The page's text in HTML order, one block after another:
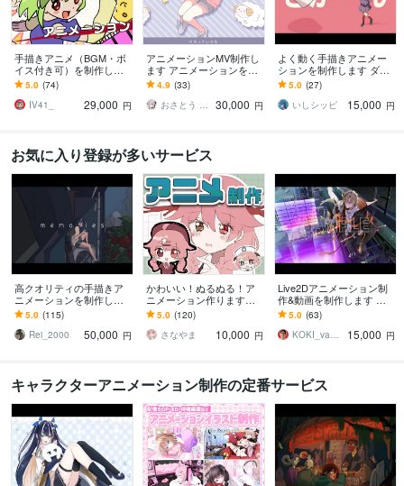
手描きアニメ（BGM・ボ
イス付き可）を制作しま
す スタッフはプロのアニ
メーターと漫画家！ 脚
本もご用意できます
5.0 (74)
IV41_
29,000 円
アニメーションMV制作し
ます アニメーションを使
用したMV･PVを制作しま
す！
4.9 (33)
おさとう しおこ
30,000 円
よく動く手描きアニメー
ションを制作します ダン
スやアクションなどたく
さん動かします！
5.0 (27)
いしシッピ
15,000 円
お気に入り登録が多いサービス
高クオリティの手描きア
ニメーションを制作しま
す MVやPR動画など、用
途に合わせて制作します
5.0 (115)
Rei_2000
50,000 円
かわいい！ぬるぬる！ア
ニメーション作ります
【低価格】手描きアニメ
製作します！【youtuber
必見】
5.0 (120)
さなやま
10,000 円
Live2Dアニメーション制
作&動画を制作します 大
手ギャルゲー導入実績あ
り！1枚絵の状態でOKで
す♪
5.0 (63)
KOKI_vananastudio
15,000 円
キャラクターアニメーション制作の定番サービス